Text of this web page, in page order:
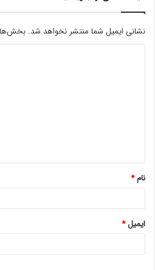
نشانی ایمیل شما منتشر نخواهد شد.
*
نام*
ایمیل*